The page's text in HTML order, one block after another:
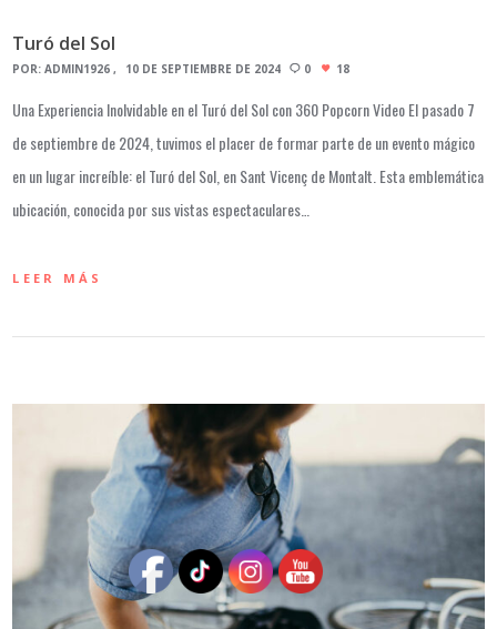
Turó del Sol
POR:ADMIN1926 10 DE SEPTIEMBRE DE 2024 0 18
Una Experiencia Inolvidable en el Turó del Sol con 360 Popcorn Video El pasado 7
de septiembre de 2024, tuvimos el placer de formar parte de un evento mágico
en un lugar increíble: el Turó del Sol, en Sant Vicenç de Montalt. Esta emblemática
ubicación, conocida por sus vistas espectaculares…
LEER MÁS